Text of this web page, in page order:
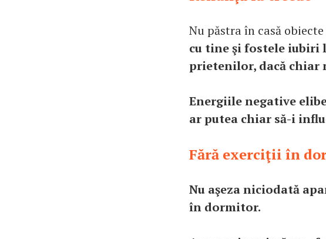
Nu păstra în casă
cu tine şi fostele iubiri
prietenilor, dacă chiar
Energiile negative
ar putea chiar să-i
Fără exerciţii în
Nu aşeza niciodată
în dormitor.